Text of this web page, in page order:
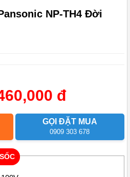
NP-TH4 Đời
đ
GỌI ĐẶT MUA
0909 303 678